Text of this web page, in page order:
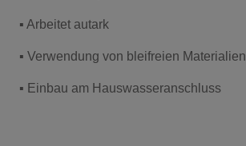
▪ Arbeitet autark
▪ Verwendung von bleifreien Materialien
▪ Einbau am Hauswasseranschluss